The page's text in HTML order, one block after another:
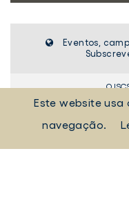
Eventos,
O
Este website usa
navegação.